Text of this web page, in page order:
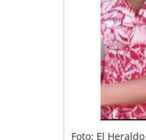
Foto: El Heraldo